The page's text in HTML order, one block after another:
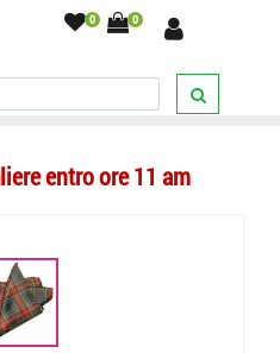
0 0
a quadri/Pochette fazzoletto
entro ore 11 am